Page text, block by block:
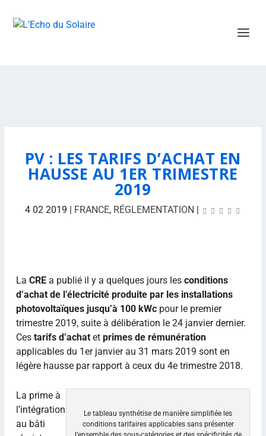
PV : LES TARIFS D’ACHAT EN
HAUSSE AU 1ER TRIMESTRE
2019
4 02 2019 | FRANCE, RÉGLEMENTATION |
La CREa publié il y a quelques jours les conditions
d’achat de l’électricité produite par les installations
photovoltaïques jusqu’à 100 kWcpour le premier
trimestre 2019, suite à délibération le 24 janvier dernier.
Ces tarifs d’achatet primes de rémunération
applicables du 1er janvier au 31 mars 2019 sont en
légère hausse par rapport à ceux du 4e trimestre 2018.
Le tableau synthétise de manière simplifiée les
conditions tarifaires applicables sans présenter
La prime à
l’intégration
au bâti